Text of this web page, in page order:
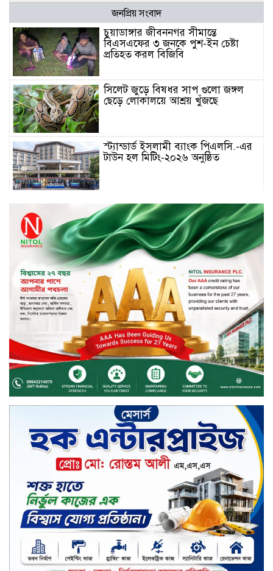
জনপ্রিয় সংবাদ
চুয়াডাঙ্গার জীবননগর সীমান্তে
বিএসএফের ৩ জনকে পুশ-ইন চেষ্টা
প্রতিহত করল বিজিবি
সিলেট জুড়ে বিষধর সাপ গুলো জঙ্গল
ছেড়ে লোকালয়ে আশ্রয় খুঁজছে
স্ট্যান্ডার্ড ইসলামী ব্যাংক পিএলসি.-এর
টাউন হল মিটিং-২০২৬ অনুষ্ঠিত
বিদায়ী সপ্তাহে দর পতনের শীর্ষে এস
আলম কোল্ড রোল্ড
বিদায়ী সপ্তাহে দর বৃদ্ধির শীর্ষে ফারইস্ট
ফাইন্যান্স
বিদায়ী সপ্তাহে লেনদেনের শীর্ষে শার্প
ইন্ডাস্ট্রিজ
চুয়াডাঙ্গায় বিএআরআই’র কৃষি গবেষণা
কেন্দ্র, মেহেরপুর এর আঞ্চলিক রিভিউ
কর্মশালা/২০২৫-২৬ অনুষ্ঠিত
মুসলিম নিকাহ রেজিস্ট্রার কল্যাণ
পরিষদের সম্মেলন অনুষ্ঠিত
দীর্ঘস্থায়ী ৭,৫০০ এমএএইচ ব্যাটারি
এবং শক্তিশালী গরিলা গ্লাস ৭আই সুরক্ষা
নিয়ে শাওমি উন্মোচন করল নতুন রেডমি
১৭
খালেদা জিয়ার গাড়ীতে হামলাকারী
রুবেলের গোত্রীয় সন্ত্রাসীদের গ্রেফতারের